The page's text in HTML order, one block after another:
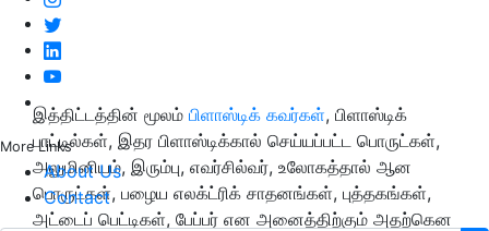
More Links
About Us
Contact
இத்திட்டத்தின் மூலம் பிளாஸ்டிக் கவர்கள், பிளாஸ்டிக்
பாட்டில்கள், இதர பிளாஸ்டிக்கால் செய்யப்பட்ட பொருட்கள்,
அலுமினியம், இரும்பு, எவர்சில்வர், உலோகத்தால் ஆன
பொருட்கள், பழைய எலக்ட்ரிக் சாதனங்கள், புத்தகங்கள்,
அட்டைப் பெட்டிகள், பேப்பர் என அனைத்திற்கும் அதற்கென